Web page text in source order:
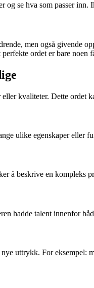
og se hva som passer
men også givende
ordet er bare noen
kvaliteter. Dette
ulike egenskaper
å beskrive en
hadde talent innenfor
uttrykk. For eksempel: